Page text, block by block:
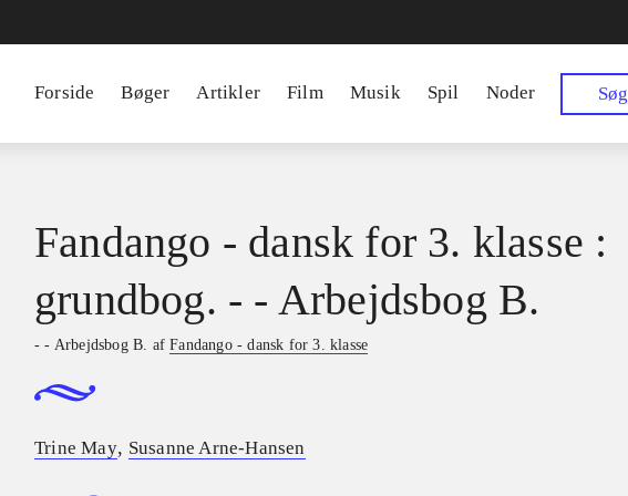
Forside Bøger Artikler Film Musik Spil Noder Søg
Fandango - dansk for 3. klasse :
grundbog. - - Arbejdsbog B.
- - Arbejdsbog B. afFandango - dansk for 3. klasse
Trine May, Susanne Arne-Hansen